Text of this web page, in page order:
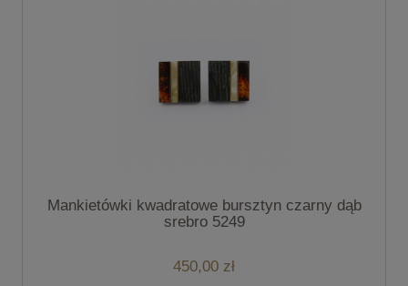
Mankietówki kwadratowe bursztyn czarny dąb
srebro 5249
450,00 zł